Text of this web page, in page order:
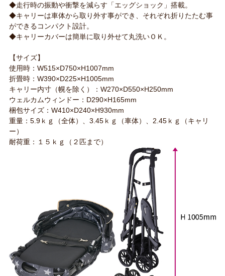
◆走行時の振動や衝撃を減らす「エッグショック」搭載。
◆キャリーは車体から取り外す事ができ、それぞれ折りたたむ事
ができるコンパクト設計。
◆キャリーカバーは簡単に取り外せて丸洗いＯＫ。
【サイズ】
使用時：W515×D750×H1007mm
折畳時：W390×D225×H1005mm
キャリー内寸（幌を除く）：W270×D550×H250mm
ウェルカムウィンドー：D290×H165mm
梱包サイズ：W410×D240×H930mm
重量：5.9ｋｇ（全体）、3.45ｋｇ（車体）、2.45ｋｇ（キャリ
ー）
耐荷重：１５ｋｇ（２匹まで）